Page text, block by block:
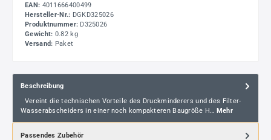
EAN: 4011666400499
Hersteller-Nr.: DGKD325026
Produktnummer: D325026
Gewicht: 0.82 kg
Versand: Paket
Beschreibung
Vereint die technischen Vorteile des Druckminderers und des Filter-
Wasserabscheiders in einer noch kompakteren Baugröße H… Mehr
Passendes Zubehör